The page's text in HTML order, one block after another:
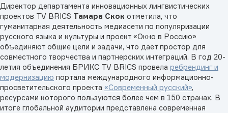
Директор департамента инновационных лингвистических
проектов TV BRICS Тамара Скок отметила, что
гуманитарная деятельность медиасети по популяризации
русского языка и культуры и проект «Окно в Россию»
объединяют общие цели и задачи, что дает простор для
совместного творчества и партнерских интеграций. В год 20-
летия объединения БРИКС TV BRICS провела ребрендинг и
модернизацию портала международного информационно-
просветительского проекта «Современный русский»,
ресурсами которого пользуются более чем в 150 странах. В
итоге глобальной аудитории представлена современная